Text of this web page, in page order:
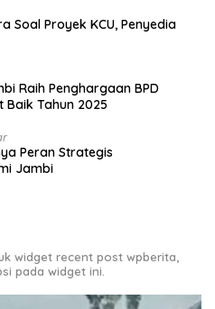
Soal Proyek KCU, Penyedia
Raih Penghargaan BPD
Baik Tahun 2025
Peran Strategis
Jambi
widget recent post wpberita,
pada widget ini.